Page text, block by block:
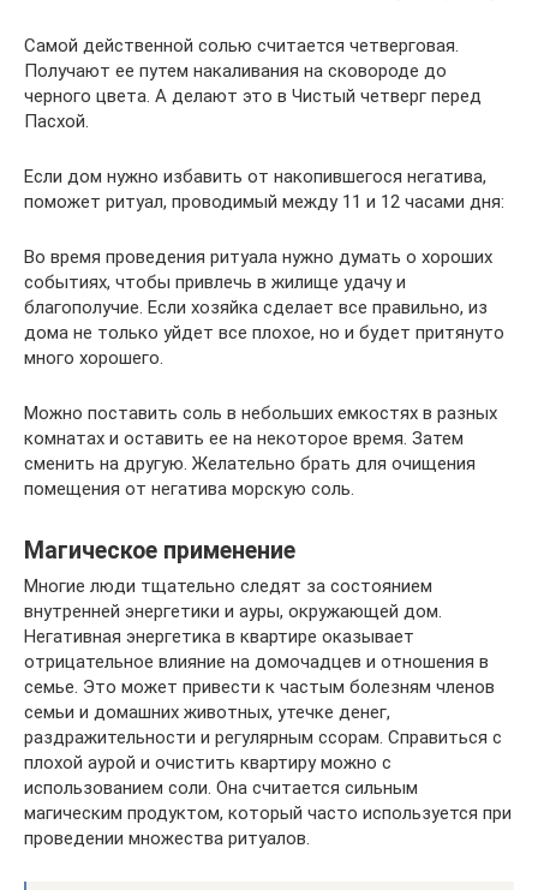
Самой действенной солью считается четверговая.
Получают ее путем накаливания на сковороде до
черного цвета. А делают это в Чистый четверг перед
Пасхой.
Если дом нужно избавить от накопившегося негатива,
поможет ритуал, проводимый между 11 и 12 часами дня:
Во время проведения ритуала нужно думать о хороших
событиях, чтобы привлечь в жилище удачу и
благополучие. Если хозяйка сделает все правильно, из
дома не только уйдет все плохое, но и будет притянуто
много хорошего.
Можно поставить соль в небольших емкостях в разных
комнатах и оставить ее на некоторое время. Затем
сменить на другую. Желательно брать для очищения
помещения от негатива морскую соль.
Магическое применение
Многие люди тщательно следят за состоянием
внутренней энергетики и ауры, окружающей дом.
Негативная энергетика в квартире оказывает
отрицательное влияние на домочадцев и отношения в
семье. Это может привести к частым болезням членов
семьи и домашних животных, утечке денег,
раздражительности и регулярным ссорам. Справиться с
плохой аурой и очистить квартиру можно с
использованием соли. Она считается сильным
магическим продуктом, который часто используется при
проведении множества ритуалов.